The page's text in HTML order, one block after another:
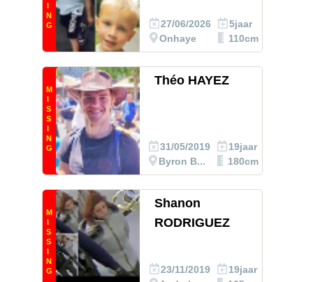
I
N
G
27/06/2026
Onhaye
5jaar
110cm
M
I
S
S
I
N
G
Théo HAYEZ
31/05/2019
Byron B...
19jaar
180cm
M
I
S
S
I
N
G
Shanon
RODRIGUEZ
23/11/2019
19jaar